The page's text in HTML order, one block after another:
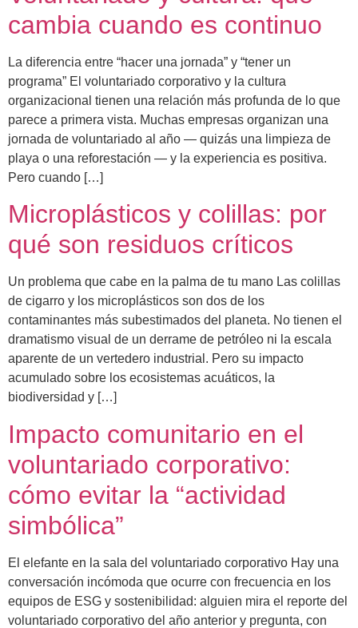
cambia cuando es continuo
La diferencia entre “hacer una jornada” y “tener un
programa” El voluntariado corporativo y la cultura
organizacional tienen una relación más profunda de lo que
parece a primera vista. Muchas empresas organizan una
jornada de voluntariado al año — quizás una limpieza de
playa o una reforestación — y la experiencia es positiva.
Pero cuando […]
Microplásticos y colillas: por
qué son residuos críticos
Un problema que cabe en la palma de tu mano Las colillas
de cigarro y los microplásticos son dos de los
contaminantes más subestimados del planeta. No tienen el
dramatismo visual de un derrame de petróleo ni la escala
aparente de un vertedero industrial. Pero su impacto
acumulado sobre los ecosistemas acuáticos, la
biodiversidad y […]
Impacto comunitario en el
voluntariado corporativo:
cómo evitar la “actividad
simbólica”
El elefante en la sala del voluntariado corporativo Hay una
conversación incómoda que ocurre con frecuencia en los
equipos de ESG y sostenibilidad: alguien mira el reporte del
voluntariado corporativo del año anterior y pregunta, con